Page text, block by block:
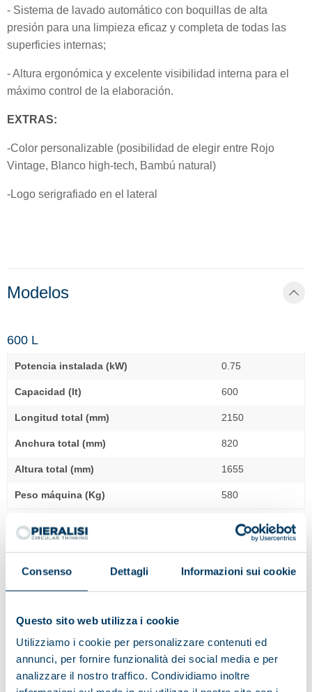
Consenso Dettagli Informazioni sui cookie
Questo sito web utilizza i cookie
Utilizziamo i cookie per personalizzare contenuti ed
annunci, per fornire funzionalità dei social media e per
analizzare il nostro traffico. Condividiamo inoltre
- Sistema de lavado automático con boquillas de alta
presión para una limpieza eficaz y completa de todas las
superficies internas;
- Altura ergonómica y excelente visibilidad interna para el
máximo control de la elaboración.
EXTRAS:
-Color personalizable (posibilidad de elegir entre Rojo
Vintage, Blanco high-tech, Bambú natural)
-Logo serigrafiado en el lateral
Modelos
600 L
Potencia instalada (kW) 0.75
Capacidad (lt) 600
Longitud total (mm) 2150
Anchura total (mm) 820
Altura total (mm) 1655
Peso máquina (Kg) 580
800 L
Potencia instalada (kW) 0.75
Altura total (mm) 1655